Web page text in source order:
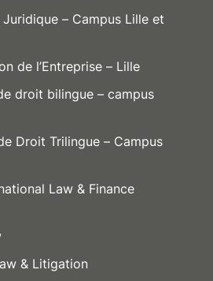
– Campus Lille et
de l’Entreprise – Lille
droit bilingue – campus
Droit Trilingue – Campus
Law & Finance
& Litigation